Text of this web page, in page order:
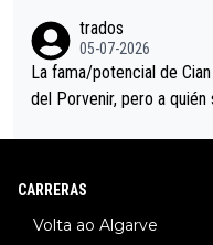
trados
05-07-2026
La fama/potencial de
del Porvenir, pero a
8.Lenny Martinez
CARRERAS
Volta ao Algarve